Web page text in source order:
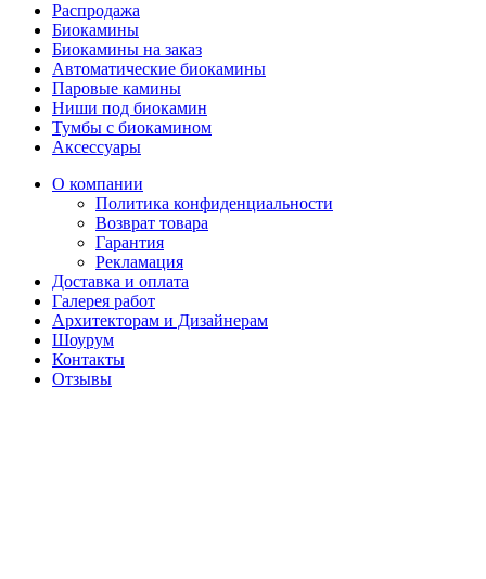
Распродажа
Биокамины
Биокамины на заказ
Автоматические биокамины
Паровые камины
Ниши под биокамин
Тумбы с биокамином
Аксессуары
О компании
Политика конфиденциальности
Возврат товара
Гарантия
Рекламация
Доставка и оплата
Галерея работ
Архитекторам и Дизайнерам
Шоурум
Контакты
Отзывы